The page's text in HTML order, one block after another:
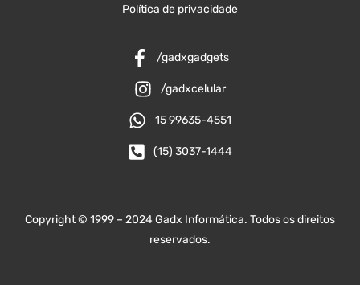
Política de privacidade
/gadxgadgets
/gadxcelular
15 99635-4551
(15) 3037-1444
Copyright © 1999 – 2024 Gadx Informática. Todos os direitos
reservados.